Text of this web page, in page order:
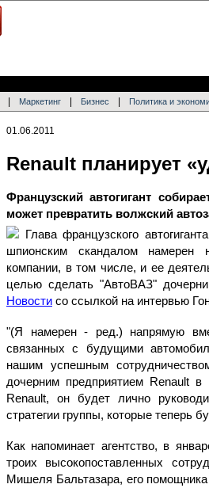
Маркетинг Бизнес Политика и
01.06.2011
Renault планирует
Французский автогигант
может превратить волжский
Глава французского
шпионским скандалом намерен
компании, в том числе, и ее
целью сделать "АвтоВАЗ"
Новости со ссылкой на интервью
"(Я намерен - ред.) напрямую
связанных с будущими
нашим успешным
дочерним предприятием Renault в
Renault, он будет лично
стратегии группы, которые теперь
Как напоминает агентство, в
троих высокопоставленных
Мишеля Бальтазара, его